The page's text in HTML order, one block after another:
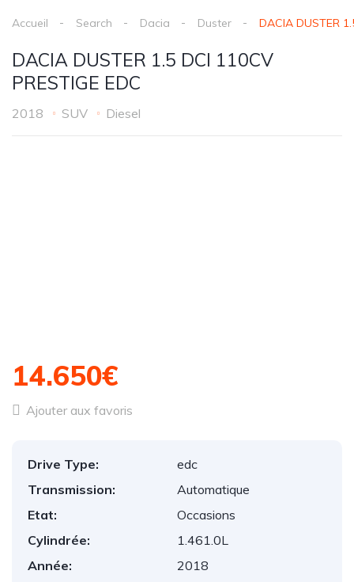
Accueil Search Dacia Duster DACIA DUSTER
DACIA DUSTER 1.5 DCI 110CV
PRESTIGE EDC
2018 SUV Diesel
14.650€
Ajouter aux favoris
Drive Type:
edc
Transmission:
Automatique
Etat:
Occasions
Cylindrée:
1.461.0L
Année:
2018